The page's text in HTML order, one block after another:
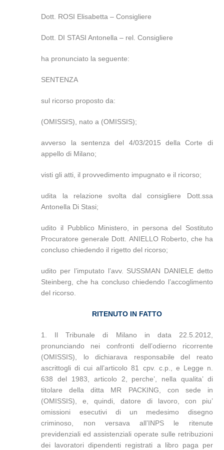
Dott. ROSI Elisabetta – Consigliere
Dott. DI STASI Antonella – rel. Consigliere
ha pronunciato la seguente:
SENTENZA
sul ricorso proposto da:
(OMISSIS), nato a (OMISSIS);
avverso la sentenza del 4/03/2015 della Corte di
appello di Milano;
visti gli atti, il provvedimento impugnato e il ricorso;
udita la relazione svolta dal consigliere Dott.ssa
Antonella Di Stasi;
udito il Pubblico Ministero, in persona del Sostituto
Procuratore generale Dott. ANIELLO Roberto, che ha
concluso chiedendo il rigetto del ricorso;
udito per l’imputato l’avv. SUSSMAN DANIELE detto
Steinberg, che ha concluso chiedendo l’accoglimento
del ricorso.
RITENUTO IN FATTO
1. Il Tribunale di Milano in data 22.5.2012,
pronunciando nei confronti dell’odierno ricorrente
(OMISSIS), lo dichiarava responsabile del reato
ascrittogli di cui all’articolo 81 cpv. c.p., e Legge n.
638 del 1983, articolo 2, perche’, nella qualita’ di
titolare della ditta MR PACKING, con sede in
(OMISSIS), e, quindi, datore di lavoro, con piu’
omissioni esecutivi di un medesimo disegno
criminoso, non versava all’INPS le ritenute
previdenziali ed assistenziali operate sulle retribuzioni
dei lavoratori dipendenti registrati a libro paga per